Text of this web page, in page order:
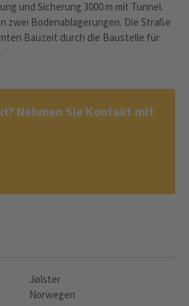
und Sicherung 3000 m mit Tunnel.
zwei Bodenablagerungen. Die Straße
Bauzeit durch die Baustelle für
Nehmen Sie Kontakt mit
Jølster
Norwegen